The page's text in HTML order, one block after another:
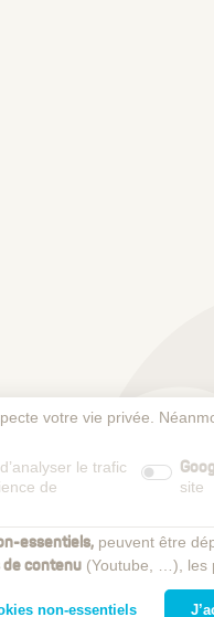
votre vie privée.
le trafic
de
site
essentiels, peuvent être
de contenu (Youtube, …), les
non-essentiels